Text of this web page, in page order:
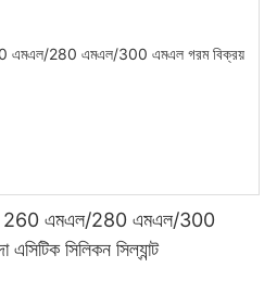
260 এমএল/280 এমএল/300
সিলিকন সিল্যান্ট